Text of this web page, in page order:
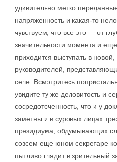
удивительно метко
напряженность и какая-то
чувствуем, что все это — от
значительности момента и
приходится выступать в
руководителей,
селе. Всмотритесь
увидите ту же деловитость и
сосредоточенность, что и у
заметны и в суровых лицах
президиума, обдумывающих
совсем еще юном секретаре
пытливо глядит в зрительный